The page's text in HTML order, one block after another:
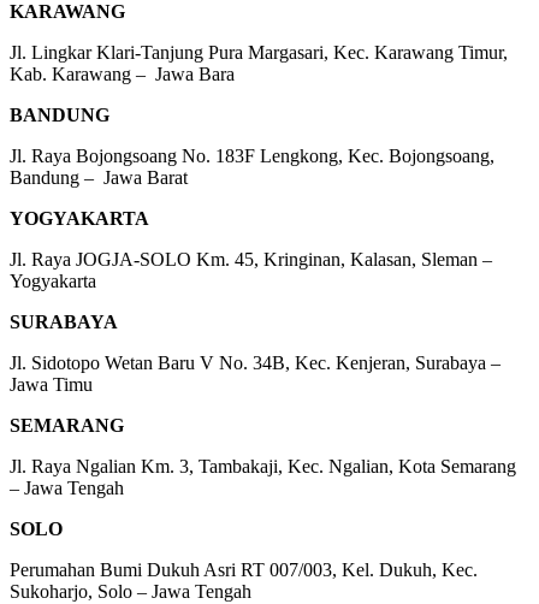
KARAWANG
Jl. Lingkar Klari-Tanjung Pura Margasari, Kec. Karawang Timur,
Kab. Karawang – Jawa Bara
BANDUNG
Jl. Raya Bojongsoang No. 183F Lengkong, Kec. Bojongsoang,
Bandung – Jawa Barat
YOGYAKARTA
Jl. Raya JOGJA-SOLO Km. 45, Kringinan, Kalasan, Sleman –
Yogyakarta
SURABAYA
Jl. Sidotopo Wetan Baru V No. 34B, Kec. Kenjeran, Surabaya –
Jawa Timu
SEMARANG
Jl. Raya Ngalian Km. 3, Tambakaji, Kec. Ngalian, Kota Semarang
– Jawa Tengah
SOLO
Perumahan Bumi Dukuh Asri RT 007/003, Kel. Dukuh, Kec.
Sukoharjo, Solo – Jawa Tengah